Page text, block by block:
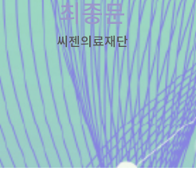
최종문
씨젠의료재단